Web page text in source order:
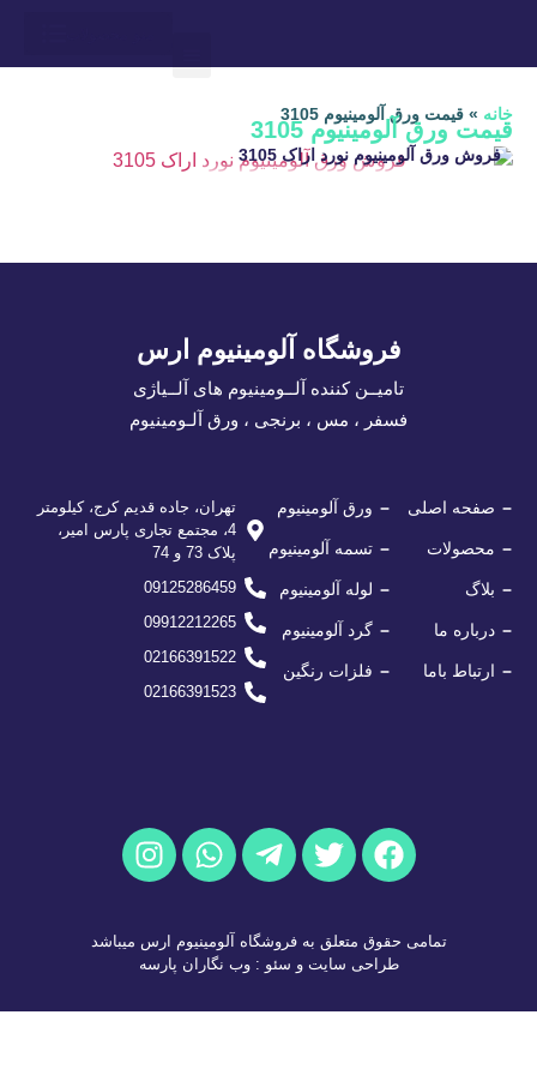
خانه » قیمت ورق آلومینیوم 3105
قیمت ورق آلومینیوم 3105
فروش ورق آلومینیوم نورد اراک 3105
فروشگاه آلومینیوم ارس
تامیــن کننده آلــومینیوم های آلــیاژی
فسفر ، مس ، برنجی ، ورق آلـومینیوم
صفحه اصلی
محصولات
بلاگ
درباره ما
ارتباط باما
ورق آلومینیوم
تسمه آلومینیوم
لوله آلومینیوم
گرد آلومینیوم
فلزات رنگین
تهران، جاده قدیم کرج، کیلومتر
4، مجتمع تجاری پارس امیر،
پلاک 73 و 74
09125286459
09912212265
02166391522
02166391523
تمامی حقوق متعلق به فروشگاه آلومینیوم ارس میباشد
طراحی سایت و سئو :وب نگاران پارسه